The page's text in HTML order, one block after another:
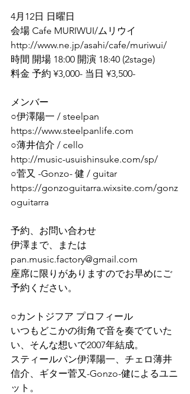
4月12日 日曜日
会場 Cafe MURIWUI/ムリウイ
http://www.ne.jp/asahi/cafe/muriwui/
時間 開場 18:00 開演 18:40 (2stage)
料金 予約 ¥3,000- 当日 ¥3,500-
メンバー
○伊澤陽一 / steelpan
https://www.steelpanlife.com
○薄井信介 / cello
http://music-usuishinsuke.com/sp/
○菅又 -Gonzo- 健 / guitar
https://gonzoguitarra.wixsite.com/gonz
oguitarra
予約、お問い合わせ
伊澤まで、または
pan.music.factory@gmail.com
座席に限りがありますのでお早めにご
予約ください。
○カントジフア プロフィール
いつもどこかの街角で音を奏でていた
い、そんな想いで2007年結成。
スティールパン伊澤陽一、チェロ薄井
信介、ギター菅又-Gonzo-健によるユニ
ット。